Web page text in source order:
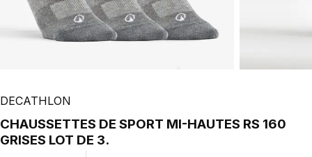
DECATHLON
CHAUSSETTES DE SPORT MI-HAUTES RS 160
GRISES LOT DE 3.